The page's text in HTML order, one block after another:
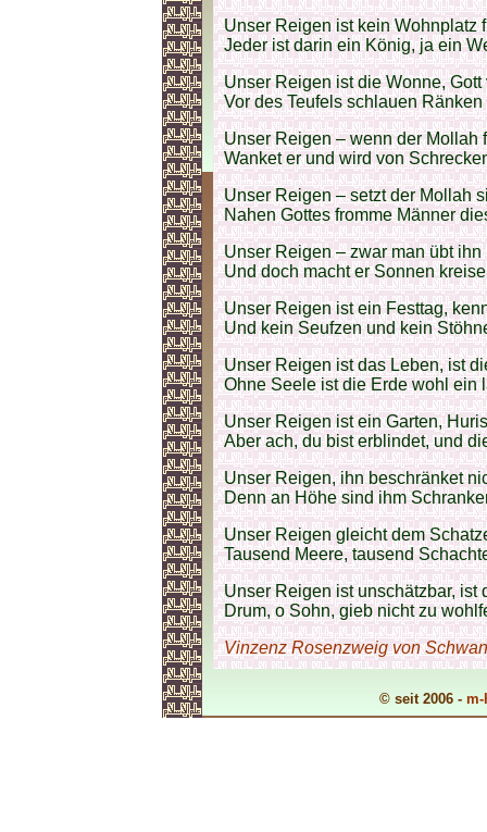
Unser Reigen ist kein Wohnplatz
Jeder ist darin ein König, ja ein
Unser Reigen ist die Wonne,
Vor des Teufels schlauen
Unser Reigen – wenn der Mollah
Wanket er und wird von
Unser Reigen – setzt der Mollah
Nahen Gottes fromme Männer
Unser Reigen – zwar man übt
Und doch macht er Sonnen
Unser Reigen ist ein Festtag,
Und kein Seufzen und kein
Unser Reigen ist das Leben, ist
Ohne Seele ist die Erde wohl ein
Unser Reigen ist ein Garten,
Aber ach, du bist erblindet, und
Unser Reigen, ihn beschränket
Denn an Höhe sind ihm
Unser Reigen gleicht dem
Tausend Meere, tausend
Unser Reigen ist unschätzbar, ist
Drum, o Sohn, gieb nicht zu
Vinzenz Rosenzweig von
© seit 2006 - m-